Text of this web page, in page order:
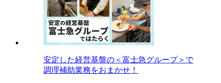
安定した経営基盤の＜富士急グループ＞で
調理補助業務をおまかせ！